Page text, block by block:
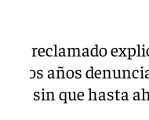
ha reclamado
dos años
sin que hasta